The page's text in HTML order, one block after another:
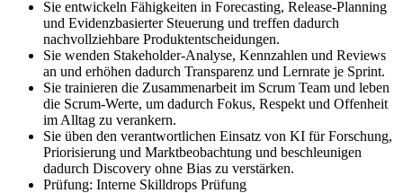
Sie entwickeln Fähigkeiten in Forecasting, Release‑Planning
und Evidenzbasierter Steuerung und treffen dadurch
nachvollziehbare Produktentscheidungen.
Sie wenden Stakeholder‑Analyse, Kennzahlen und Reviews
an und erhöhen dadurch Transparenz und Lernrate je Sprint.
Sie trainieren die Zusammenarbeit im Scrum Team und leben
die Scrum‑Werte, um dadurch Fokus, Respekt und Offenheit
im Alltag zu verankern.
Sie üben den verantwortlichen Einsatz von KI für Forschung,
Priorisierung und Marktbeobachtung und beschleunigen
dadurch Discovery ohne Bias zu verstärken.
Prüfung: Interne Skilldrops Prüfung